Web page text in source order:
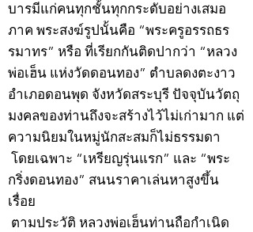
บารมีแก่คนทุกชั้นทุกกระดับอย่างเสมอ
ภาค พระสงฆ์รูปนั้นคือ “พระครูอรรถธร
รมาทร” หรือ ที่เรียกกันติดปากว่า “หลวง
พ่อเฮ็น แห่งวัดดอนทอง” ตำบลดงตะงาว
อำเภอดอนพุด จังหวัดสระบุรี ปัจจุบันวัตถุ
มงคลของท่านถึงจะสร้างไว้ไม่เก่ามาก แต่
ความนิยมในหมู่นักสะสมก็ไม่ธรรมดา
โดยเฉพาะ “เหรียญรุ่นแรก” และ “พระ
กริ่งดอนทอง” สนนราคาเล่นหาสูงขึ้น
เรื่อย
ตามประวัติ หลวงพ่อเฮ็นท่านถือกำเนิด